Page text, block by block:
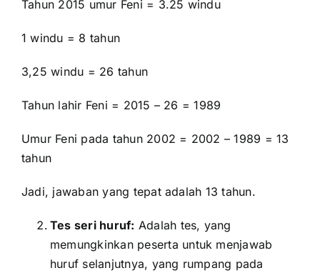
Tahun 2015 umur Feni = 3.25 windu
1 windu = 8 tahun
3,25 windu = 26 tahun
Tahun lahir Feni = 2015 – 26 = 1989
Umur Feni pada tahun 2002 = 2002 – 1989 = 13
tahun
Jadi, jawaban yang tepat adalah 13 tahun.
Tes seri huruf: Adalah tes, yang
memungkinkan peserta untuk menjawab
huruf selanjutnya, yang rumpang pada